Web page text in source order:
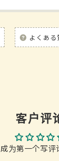
よくある
客户评
成为第一个写评